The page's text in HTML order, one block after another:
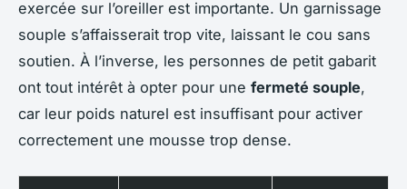
exercée sur l’oreiller est importante. Un garnissage
souple s’affaisserait trop vite, laissant le cou sans
soutien. À l’inverse, les personnes de petit gabarit
ont tout intérêt à opter pour une fermeté souple,
car leur poids naturel est insuffisant pour activer
correctement une mousse trop dense.